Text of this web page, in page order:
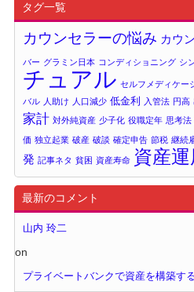
タグ一覧
カウンセラーの悩み カウ
バー グラミン日本 コンディショニング シ
チュアル セルフメディケー
バル
人助け 人口減少 低金利 入管法 円高
家計 対外純資産 少子化 役職定年 思考法
価 独立起業 破産 破談 確定申告 節税 継続
発 記事ネタ 貧困 資産寿命 資産運
最新のコメント
山内 玲二
on
プライベートバンクで資産を構築する